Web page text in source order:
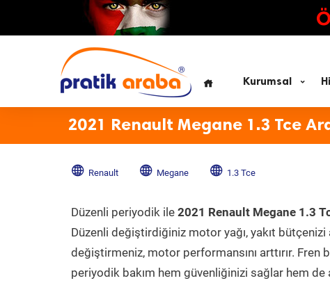
Kurumsal
2021 Renault Megane 1.3 Tce
Renault Megane 1.3 Tce
Düzenli periyodik ile 2021 Renault Megane 1.3
Düzenli değiştirdiğiniz motor yağı, yakıt
değiştirmeniz, motor performansını arttırır. Fren
periyodik bakım hem güvenliğinizi sağlar hem de